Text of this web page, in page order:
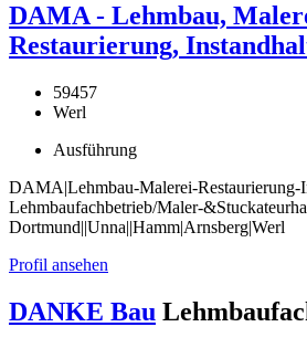
DAMA - Lehmbau,
Restaurierung,
59457
Werl
Ausführung
DAMA|Lehmbau-Malerei-Restaurierung-
Lehmbaufachbetrieb/Maler-
Dortmund||Unna||Hamm|Arnsberg|Werl
Profil ansehen
DANKE Bau